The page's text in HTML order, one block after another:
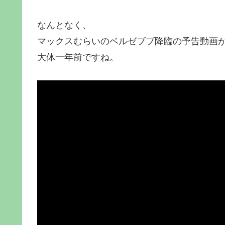
なんとなく、
マックスむらいのベルゼブブ降臨の予告動画
大体一年前ですね。